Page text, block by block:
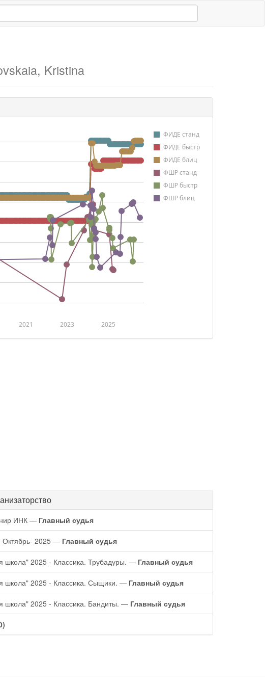
Kristina
ФИДЕ станд
ФИДЕ быстр
ФИДЕ блиц
ФШР станд
ФШР быстр
ФШР блиц
2021 2023 2025
ИНК — Главный судья
Октябрь- 2025 — Главный судья
школа" 2025 - Классика. Трубадуры. — Главный судья
школа" 2025 - Классика. Сыщики. — Главный судья
школа" 2025 - Классика. Бандиты. — Главный судья